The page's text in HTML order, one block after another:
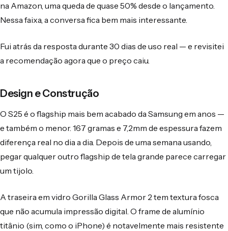
na Amazon, uma queda de quase 50% desde o lançamento.
Nessa faixa, a conversa fica bem mais interessante.
Fui atrás da resposta durante 30 dias de uso real — e revisitei
a recomendação agora que o preço caiu.
Design e Construção
O S25 é o flagship mais bem acabado da Samsung em anos —
e também o menor. 167 gramas e 7,2mm de espessura fazem
diferença real no dia a dia. Depois de uma semana usando,
pegar qualquer outro flagship de tela grande parece carregar
um tijolo.
A traseira em vidro Gorilla Glass Armor 2 tem textura fosca
que não acumula impressão digital. O frame de alumínio
titânio (sim, como o iPhone) é notavelmente mais resistente